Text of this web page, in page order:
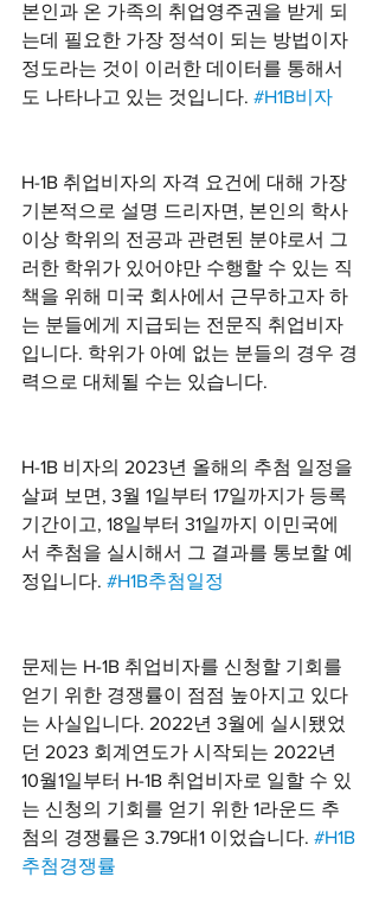
본인과 온 가족의 취업영주권을 받게 되
는데 필요한 가장 정석이 되는 방법이자
정도라는 것이 이러한 데이터를 통해서
도 나타나고 있는 것입니다. #H1B비자
H-1B 취업비자의 자격 요건에 대해 가장
기본적으로 설명 드리자면, 본인의 학사
이상 학위의 전공과 관련된 분야로서 그
러한 학위가 있어야만 수행할 수 있는 직
책을 위해 미국 회사에서 근무하고자 하
는 분들에게 지급되는 전문직 취업비자
입니다. 학위가 아예 없는 분들의 경우 경
력으로 대체될 수는 있습니다.
H-1B 비자의 2023년 올해의 추첨 일정을
살펴 보면, 3월 1일부터 17일까지가 등록
기간이고, 18일부터 31일까지 이민국에
서 추첨을 실시해서 그 결과를 통보할 예
정입니다. #H1B추첨일정
문제는 H-1B 취업비자를 신청할 기회를
얻기 위한 경쟁률이 점점 높아지고 있다
는 사실입니다. 2022년 3월에 실시됐었
던 2023 회계연도가 시작되는 2022년
10월1일부터 H-1B 취업비자로 일할 수 있
는 신청의 기회를 얻기 위한 1라운드 추
첨의 경쟁률은 3.79대1 이었습니다. #H1B
추첨경쟁률